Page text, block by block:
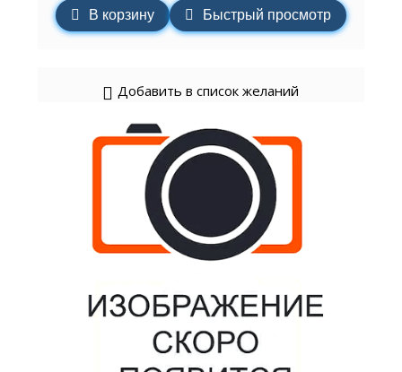
В корзину Быстрый просмотр
Добавить в список желаний